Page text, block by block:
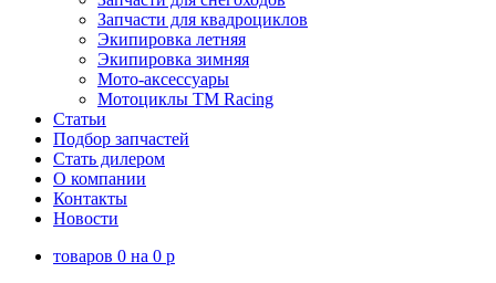
Запчасти для квадроциклов
Экипировка летняя
Экипировка зимняя
Мото-аксессуары
Мотоциклы TM Racing
Статьи
Подбор запчастей
Стать дилером
О компании
Контакты
Новости
товаров 0 на 0 p